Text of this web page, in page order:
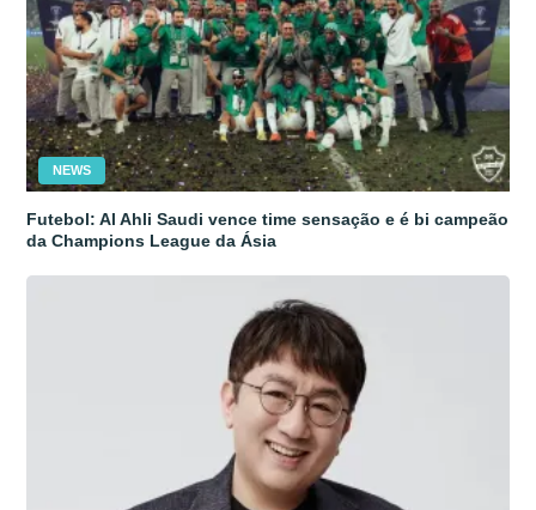
NEWS
Futebol: Al Ahli Saudi vence time sensação e é bi campeão
da Champions League da Ásia